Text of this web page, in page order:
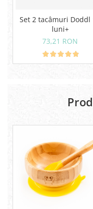
Set 2 tacâmuri Doddl
luni+
73,21 RON